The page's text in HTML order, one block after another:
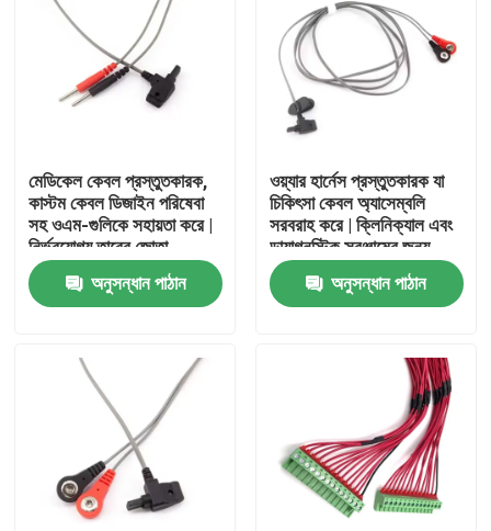
বাড়ি
আমাদের সম্পর্কে
কারখানা ভ্রমণ
মেডিকেল কেবল প্রস্তুতকারক,
কাস্টম কেবল ডিজাইন পরিষেবা
সহ ওএম-গুলিকে সহায়তা করে |
নির্ভরযোগ্য তারের জোতা
প্রস্তুতকারক, জীবন রক্ষাকারী
প্রযুক্তির জন্য পরিচ্ছন্ন কক্ষ
অ্যাসেম্বলি এবং ধারাবাহিক
অনুসন্ধান পাঠান
ওয়্যার হার্নেস প্রস্তুতকারক যা
চিকিৎসা কেবল অ্যাসেম্বলি
সরবরাহ করে | ক্লিনিক্যাল এবং
ডায়াগনস্টিক সরঞ্জামের জন্য
সিই-প্রত্যয়িত চিকিৎসা কেবল
প্রস্তুতকারকের পটভূমির সাথে
কাস্টম কেবল ডিজাইনে বিশেষজ্ঞ
অনুসন্ধান পাঠান